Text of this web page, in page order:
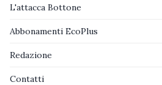
L'attacca Bottone
Abbonamenti EcoPlus
Redazione
Contatti